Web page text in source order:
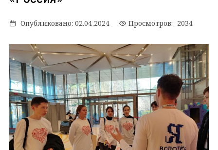
Опубликовано: 02.04.2024 Просмотров: 2034